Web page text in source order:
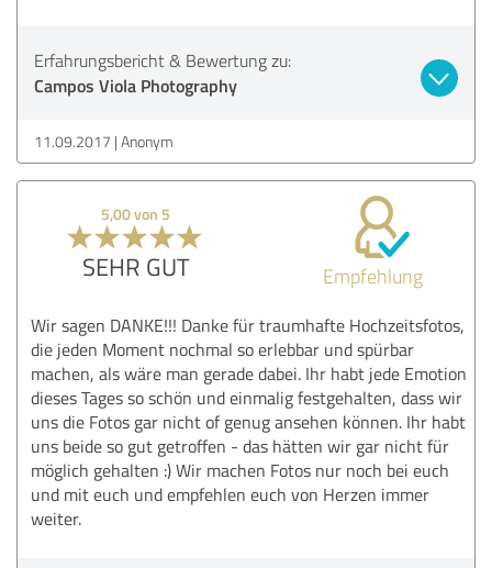
Erfahrungsbericht & Bewertung zu:
Campos Viola Photography
11.09.2017 Anonym
5,00 von 5
SEHR GUT Empfehlung
Wir sagen DANKE!!! Danke für traumhafte Hochzeitsfotos,
die jeden Moment nochmal so erlebbar und spürbar
machen, als wäre man gerade dabei. Ihr habt jede Emotion
dieses Tages so schön und einmalig festgehalten, dass wir
uns die Fotos gar nicht of genug ansehen können. Ihr habt
uns beide so gut getroffen - das hätten wir gar nicht für
möglich gehalten :) Wir machen Fotos nur noch bei euch
und mit euch und empfehlen euch von Herzen immer
weiter.